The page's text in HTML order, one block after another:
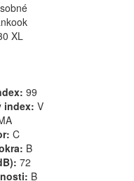
XL
99
index: V
C
B
72
B